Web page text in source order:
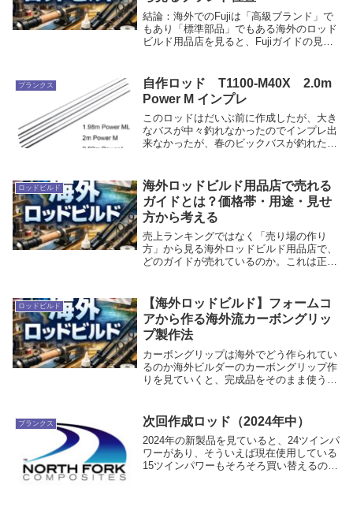
結論：海外でのFujiは「高級ブランド」で
もあり「標準部品」でもある海外のロッド
ビルド用品店を見ると、Fujiガイドの見え
たロッドならFujiガイド」「ガイドを...
ブランクス
自作ロッド T1100-M40X 2.0m
Power M インプレ
このロッドはだいぶ前に作成したが、大き
なバスが中々釣れなかったのでインプレ出
来なかったが、春のビックバスが釣れたの
ー用のロッド。リアグリップは比較的長
め。ロ...
ロッドビルド
海外ロッドビルド用品店で売れる
ガイドとは？価格帯・用途・見せ
方から考える
売上ランキングではなく「売り場の作り
方」から見る海外ロッドビルド用品店で、
どのガイドが売れているのか。これは正確
海外ショップの商品棚を見ると、売れやす
いガイドの条件...
ロッドビルド
【海外ロッドビルド】フォームコ
アから作る海外流カーボングリッ
プ製作法
カーボングリップは海外でどう作られてい
るのか海外ビルダーのカーボングリップ作
りを見ていくと、完成品をそのまま使う人
被せて仕上げる流れがかなり定番です。
Mud Hol...
ブランクス 次回作成ロッド（2024年中）
2024年の新製品を見ていると、24ツインパ
ワーがあり、そういえば現在使用している
15ツインパワーもそろそろ買い替えるのも